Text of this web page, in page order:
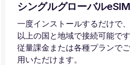
シングルグローバル
一度インストールするだけで
以上の国と地域で接続可能です
従量課金または各種プランで
用いただけます。